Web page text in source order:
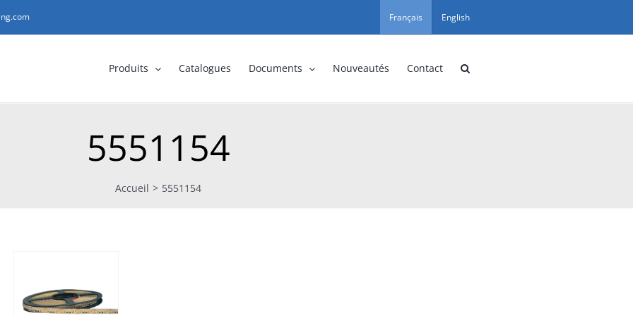
Français English
Produits Catalogues Documents Nouveautés Contact
5551154
Accueil > 5551154